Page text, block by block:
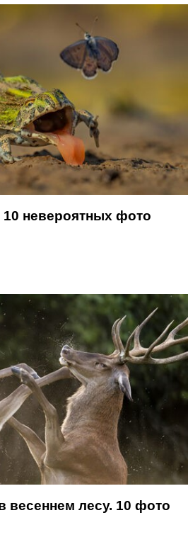
невероятных фото
весеннем лесу. 10 фото